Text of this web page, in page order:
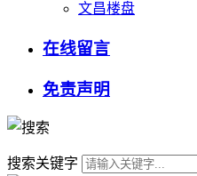
文昌楼盘
在线留言
免责声明
搜索关键字